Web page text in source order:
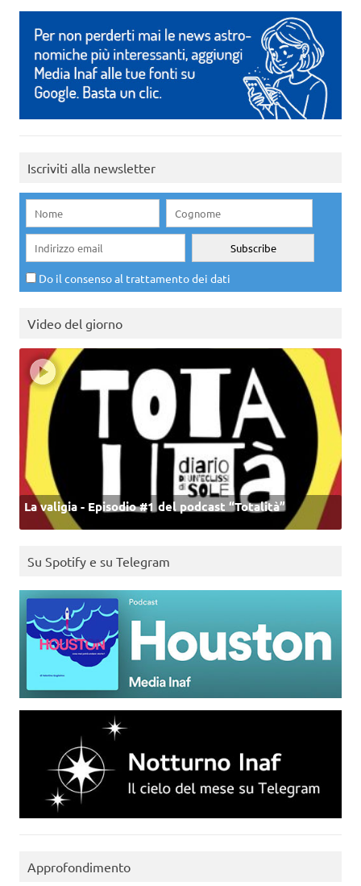
Iscriviti alla newsletter
Do il consenso al trattamento dei dati
Video del giorno
La valigia - Episodio #1 del podcast “Totalità”
Su Spotify e su Telegram
Approfondimento